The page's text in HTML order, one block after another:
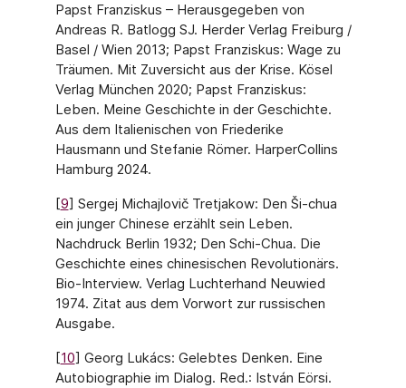
Papst Franziskus – Herausgegeben von
Andreas R. Batlogg SJ. Herder Verlag Freiburg /
Basel / Wien 2013; Papst Franziskus: Wage zu
Träumen. Mit Zuversicht aus der Krise. Kösel
Verlag München 2020; Papst Franziskus:
Leben. Meine Geschichte in der Geschichte.
Aus dem Italienischen von Friederike
Hausmann und Stefanie Römer. HarperCollins
Hamburg 2024.
[9] Sergej Michajlovič Tretjakow: Den Ši-chua
ein junger Chinese erzählt sein Leben.
Nachdruck Berlin 1932; Den Schi-Chua. Die
Geschichte eines chinesischen Revolutionärs.
Bio-Interview. Verlag Luchterhand Neuwied
1974. Zitat aus dem Vorwort zur russischen
Ausgabe.
[10] Georg Lukács: Gelebtes Denken. Eine
Autobiographie im Dialog. Red.: István Eörsi.